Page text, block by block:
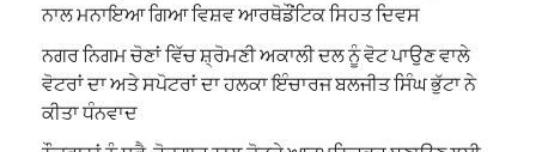
ਨਾਲ ਮਨਾਇਆ ਗਿਆ ਵਿਸ਼ਵ ਆਰਥੋਡੌਂਟਿਕ ਸਿਹਤ ਦਿਵਸ
ਨਗਰ ਨਿਗਮ ਚੋਣਾਂ ਵਿੱਚ ਸ਼੍ਰੋਮਣੀ ਅਕਾਲੀ ਦਲ ਨੂੰ ਵੋਟ ਪਾਉਣ ਵਾਲੇ
ਵੋਟਰਾਂ ਦਾ ਅਤੇ ਸਪੋਟਰਾਂ ਦਾ ਹਲਕਾ ਇੰਚਾਰਜ ਬਲਜੀਤ ਸਿੰਘ ਭੁੱਟਾ ਨੇ
ਕੀਤਾ ਧੰਨਵਾਦ